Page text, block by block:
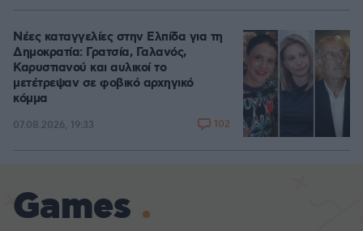
Νέες καταγγελίες στην Ελπίδα για τη
Δημοκρατία: Γρατσία, Γαλανός,
Καρυστιανού και αυλικοί το
μετέτρεψαν σε φοβικό αρχηγικό
κόμμα
07.08.2026, 19:33 102
Games